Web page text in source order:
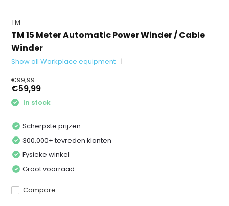
TM
TM 15 Meter Automatic Power Winder / Cable
Winder
Show all Workplace equipment
€99,99
€59,99
In stock
Scherpste prijzen
300,000+ tevreden klanten
Fysieke winkel
Groot voorraad
Compare